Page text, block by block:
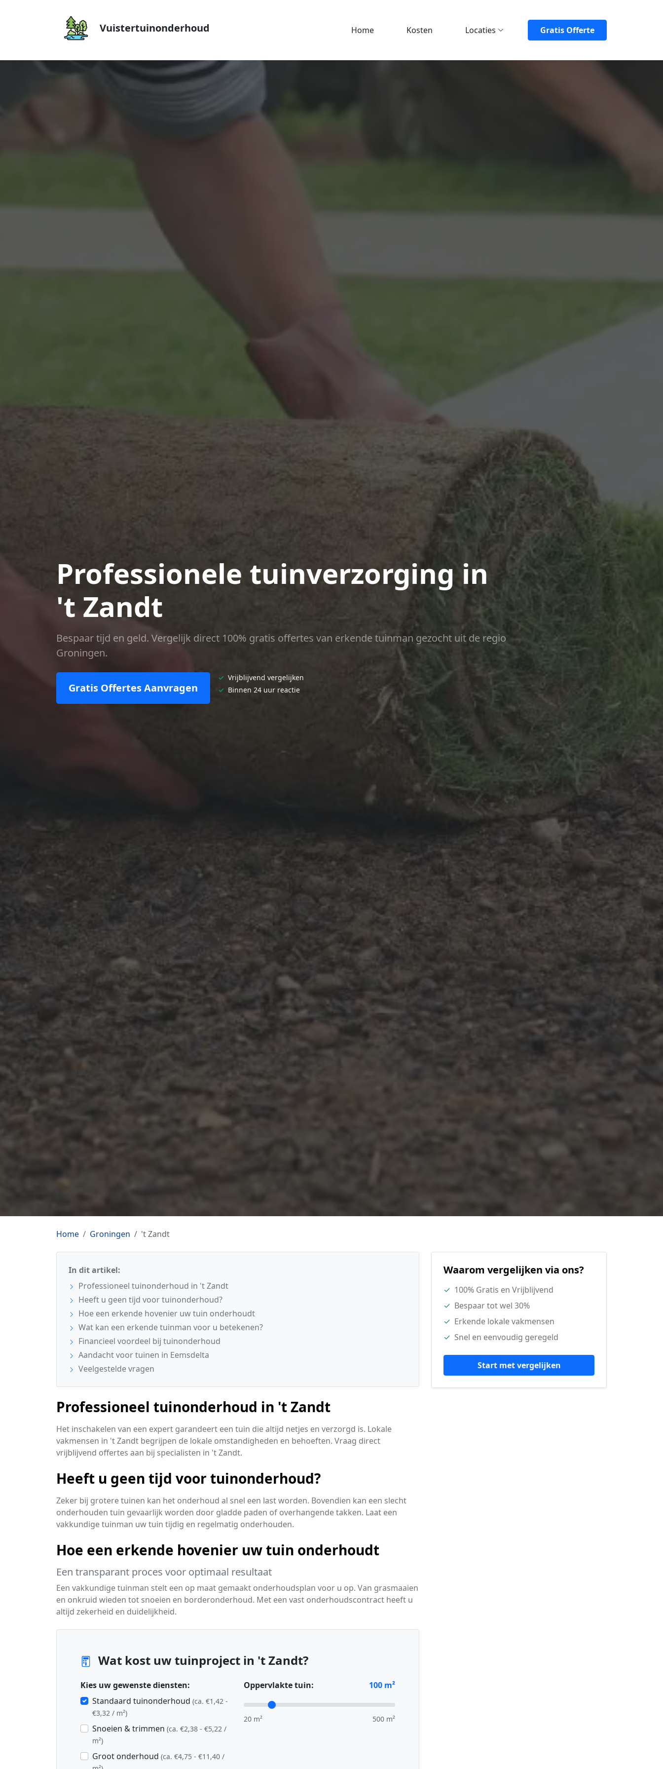
Vuistertuinonderhoud Home Kosten Locaties Gratis Offerte
Professionele tuinverzorging in
't Zandt
Bespaar tijd en geld. Vergelijk direct 100% gratis offertes van erkende tuinman gezocht uit de regio
Groningen.
Gratis Offertes Aanvragen
✓ Vrijblijvend vergelijken
✓ Binnen 24 uur reactie
Home Groningen 't Zandt
In dit artikel:
Professioneel tuinonderhoud in 't Zandt
Heeft u geen tijd voor tuinonderhoud?
Hoe een erkende hovenier uw tuin onderhoudt
Wat kan een erkende tuinman voor u betekenen?
Financieel voordeel bij tuinonderhoud
Aandacht voor tuinen in Eemsdelta
Veelgestelde vragen
Professioneel tuinonderhoud in 't Zandt
Het inschakelen van een expert garandeert een tuin die altijd netjes en verzorgd is. Lokale
vakmensen in 't Zandt begrijpen de lokale omstandigheden en behoeften. Vraag direct
vrijblijvend offertes aan bij specialisten in 't Zandt.
Heeft u geen tijd voor tuinonderhoud?
Zeker bij grotere tuinen kan het onderhoud al snel een last worden. Bovendien kan een slecht
onderhouden tuin gevaarlijk worden door gladde paden of overhangende takken. Laat een
vakkundige tuinman uw tuin tijdig en regelmatig onderhouden.
Hoe een erkende hovenier uw tuin onderhoudt
Een transparant proces voor optimaal resultaat
Een vakkundige tuinman stelt een op maat gemaakt onderhoudsplan voor u op. Van grasmaaien
en onkruid wieden tot snoeien en borderonderhoud. Met een vast onderhoudscontract heeft u
altijd zekerheid en duidelijkheid.
Wat kost uw tuinproject in 't Zandt?
Kies uw gewenste diensten:
Standaard tuinonderhoud (ca. €1,42 -
€3,32 / m²)
Snoeien & trimmen (ca. €2,38 - €5,22 /
m²)
Groot onderhoud (ca. €4,75 - €11,40 /
Oppervlakte tuin: 100 m²
20 m² 500 m²
Waarom vergelijken via ons?
✓ 100% Gratis en Vrijblijvend
✓ Bespaar tot wel 30%
✓ Erkende lokale vakmensen
✓ Snel en eenvoudig geregeld
Start met vergelijken